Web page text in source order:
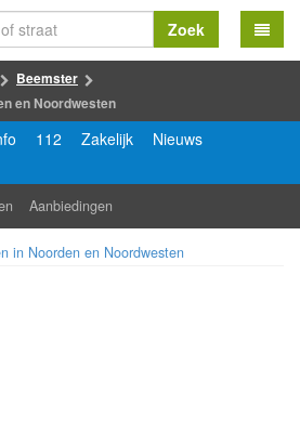
Zoek
Beemster
en Noordwesten
112 Zakelijk
Nieuws
Aanbiedingen
in Noorden en Noordwesten